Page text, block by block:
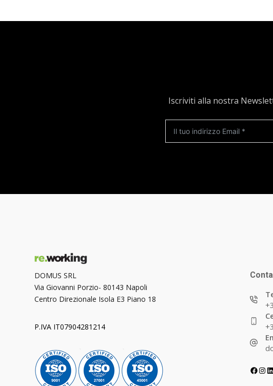
Iscriviti alla nostra
DOMUS SRL
Via Giovanni Porzio- 80143 Napoli
Centro Direzionale Isola E3 Piano 18
P.IVA IT07904281214